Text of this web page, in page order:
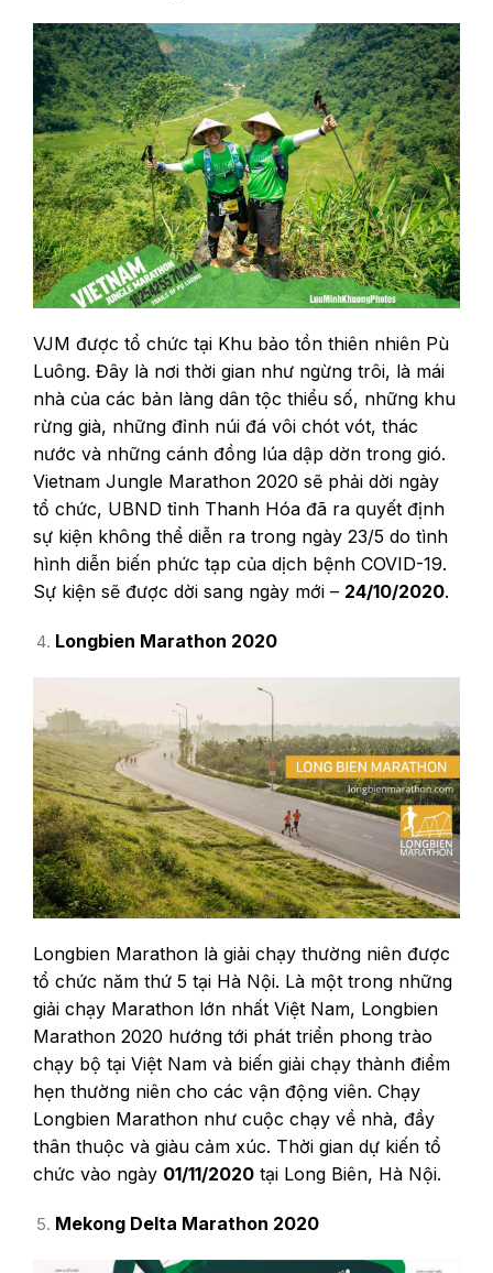
VJM được tổ chức tại Khu bảo tồn thiên nhiên Pù
Luông. Đây là nơi thời gian như ngừng trôi, là mái
nhà của các bản làng dân tộc thiểu số, những khu
rừng già, những đỉnh núi đá vôi chót vót, thác
nước và những cánh đồng lúa dập dờn trong gió.
Vietnam Jungle Marathon 2020 sẽ phải dời ngày
tổ chức, UBND tỉnh Thanh Hóa đã ra quyết định
sự kiện không thể diễn ra trong ngày 23/5 do tình
hình diễn biến phức tạp của dịch bệnh COVID-19.
Sự kiện sẽ được dời sang ngày mới – 24/10/2020.
Longbien Marathon 2020
Longbien Marathon là giải chạy thường niên được
tổ chức năm thứ 5 tại Hà Nội. Là một trong những
giải chạy Marathon lớn nhất Việt Nam, Longbien
Marathon 2020 hướng tới phát triển phong trào
chạy bộ tại Việt Nam và biến giải chạy thành điểm
hẹn thường niên cho các vận động viên. Chạy
Longbien Marathon như cuộc chạy về nhà, đầy
thân thuộc và giàu cảm xúc. Thời gian dự kiến tổ
chức vào ngày 01/11/2020 tại Long Biên, Hà Nội.
Mekong Delta Marathon 2020